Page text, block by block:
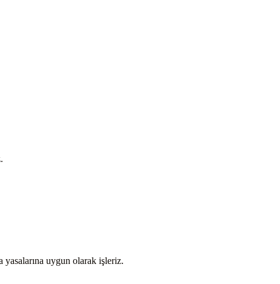
uygun olarak işleriz.